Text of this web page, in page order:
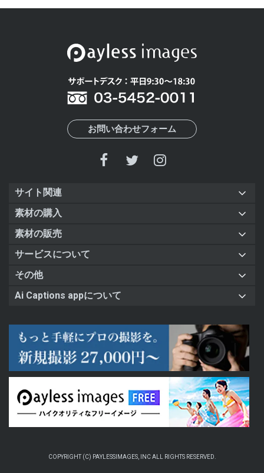
お問い合わせフォーム
サイト関連
素材の購入
素材の販売
サービスについて
その他
Ai Captions appについて
COPYRIGHT (C) PAYLESSIMAGES, INC ALL RIGHTS RESERVED.